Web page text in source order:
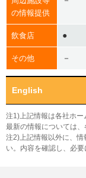
の情報提供
飲食店 ●
その他 －
English
注1)上記情報は各社ホー
最新の情報については、
注2)上記情報以外に、
い。内容を確認し、必要